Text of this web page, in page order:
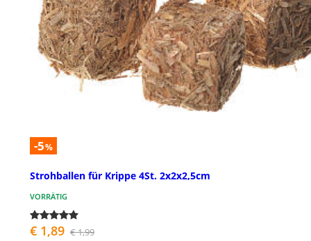
-5%
Strohballen für Krippe 4St. 2x2x2,5cm
VORRÄTIG
€ 1,89 € 1,99